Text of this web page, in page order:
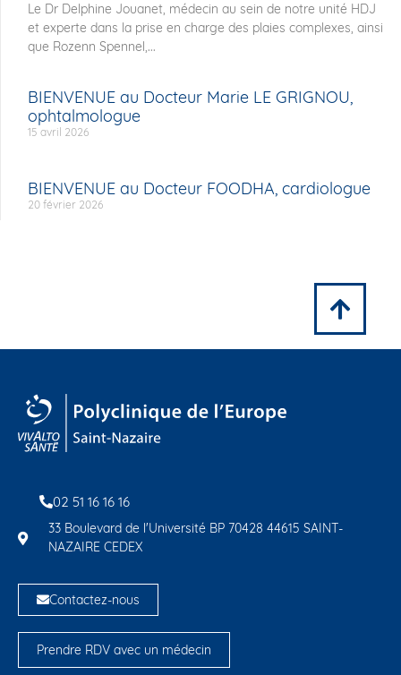
Le Dr Delphine Jouanet, médecin au sein de notre unité HDJ
et experte dans la prise en charge des plaies complexes, ainsi
que Rozenn Spennel,...
BIENVENUE au Docteur Marie LE GRIGNOU,
ophtalmologue
15 avril 2026
BIENVENUE au Docteur FOODHA, cardiologue
20 février 2026
02 51 16 16 16
33 Boulevard de l'Université BP 70428 44615 SAINT-
NAZAIRE CEDEX
Contactez-nous
Prendre RDV avec un médecin